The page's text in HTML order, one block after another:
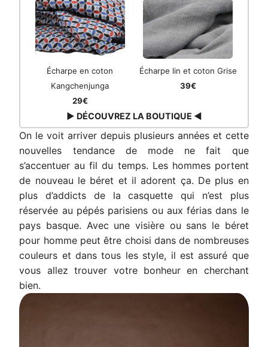
Écharpe en coton
Kangchenjunga
29€
Écharpe lin et coton Grise
39€
▶ DÉCOUVREZ LA BOUTIQUE ◀
On le voit arriver depuis plusieurs années et cette
nouvelles tendance de mode ne fait que
s’accentuer au fil du temps. Les hommes portent
de nouveau le béret et il adorent ça. De plus en
plus d’addicts de la casquette qui n’est plus
réservée au pépés parisiens ou aux férias dans le
pays basque. Avec une visière ou sans le béret
pour homme peut être choisi dans de nombreuses
couleurs et dans tous les style, il est assuré que
vous allez trouver votre bonheur en cherchant
bien.